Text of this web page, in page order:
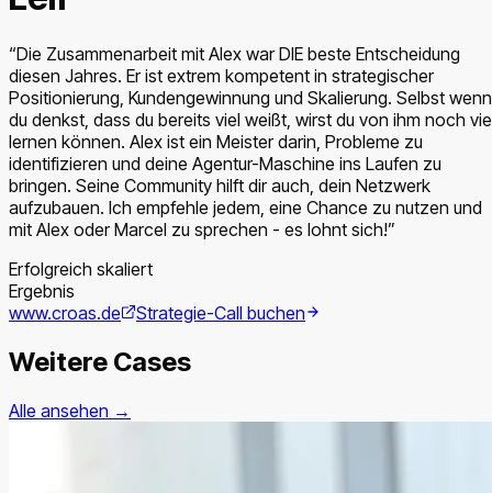
“Die Zusammenarbeit mit Alex war DIE beste Entscheidung
diesen Jahres. Er ist extrem kompetent in strategischer
Positionierung, Kundengewinnung und Skalierung. Selbst wenn
du denkst, dass du bereits viel weißt, wirst du von ihm noch
lernen können. Alex ist ein Meister darin, Probleme zu
identifizieren und deine Agentur-Maschine ins Laufen zu
bringen. Seine Community hilft dir auch, dein Netzwerk
aufzubauen. Ich empfehle jedem, eine Chance zu nutzen und
mit Alex oder Marcel zu sprechen - es lohnt sich!”
Erfolgreich skaliert
Ergebnis
www.croas.de
Strategie-Call buchen
Weitere Cases
Alle ansehen →